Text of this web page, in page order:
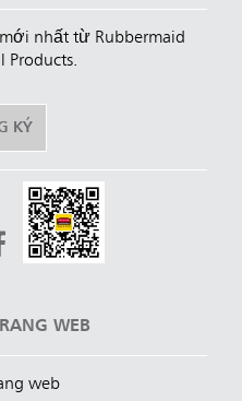
nhất từ Rubbermaid
Products.
KÝ
WEB
web